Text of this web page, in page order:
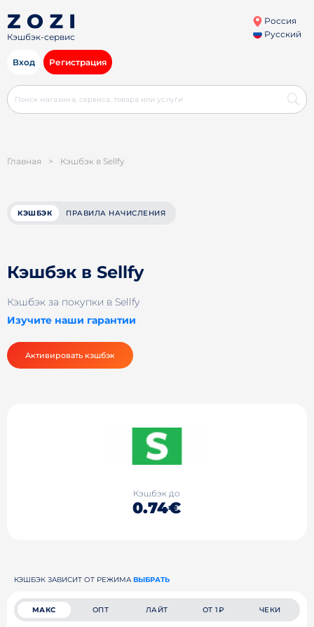
Кэшбэк-сервис
Россия
Русский
Вход Регистрация
Главная > Кэшбэк в Sellfy
КЭШБЭК ПРАВИЛА НАЧИСЛЕНИЯ
Кэшбэк в Sellfy
Кэшбэк за покупки в Sellfy
Изучите наши гарантии
Активировать кэшбэк
Кэшбэк до
0.74€
КЭШБЭК ЗАВИСИТ ОТ РЕЖИМА ВЫБРАТЬ
МАКС ОПТ ЛАЙТ ОТ 1₽ ЧЕКИ